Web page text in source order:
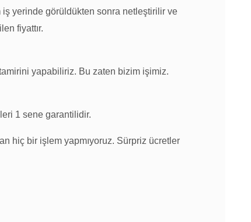
iş yerinde görüldükten sonra netleştirilir ve
fiyattır.
yapabiliriz. Bu zaten bizim işimiz.
1 sene garantilidir.
hiç bir işlem yapmıyoruz. Sürpriz ücretler